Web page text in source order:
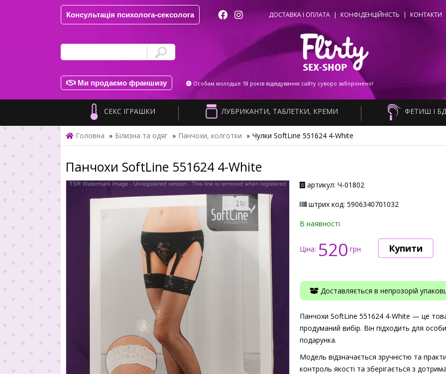
Консультація психолога-сексолога ДОСТАВКА І ОПЛАТА | КОНФІДЕНЦІЙНІСТЬ | КОНТАКТИ
Ми продаємо франшизу Особам молодше 18 років відвідування сайту суворо заборонено!
СЕКС ІГРАШКИ ЛУБРИКАНТИ, ТАБЛЕТКИ, КРЕМИ ФЕТИШ І
Головна » Білизна та одяг » Панчохи, колготки » Чулки SoftLine 551624 4-White
Панчохи SoftLine 551624 4-White
артикул: Ч-01802
штрих код: 5906340701032
В наявності
Ціна: 520 грн
Доставляється в непрозорій
Панчохи SoftLine 551624 4-White — це
продуманий вибір. Він підходить для
подарунка.
Модель відзначається зручністю та
контроль якості та зберігається з